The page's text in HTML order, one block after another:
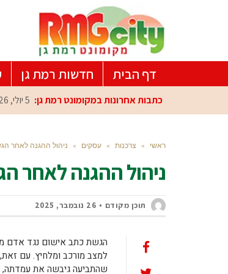
דף הבית חדשות רמת גן
כתבות אחרונות במקומונט רמת גן: 5 יולי, 2026
ראשי » צרכנות » עסקים » ניהול ההגנה לאחר
ניהול ההגנה לאחר
תוכן מקודם 26 נובמבר, 2025
הגשת כתב אישום נגד אדם
למצב מורכב ומלחיץ. עם
שהתביעה גיבשה את עמדתה,